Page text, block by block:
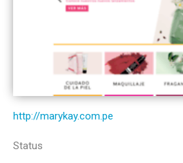
http://marykay.com.pe
Status